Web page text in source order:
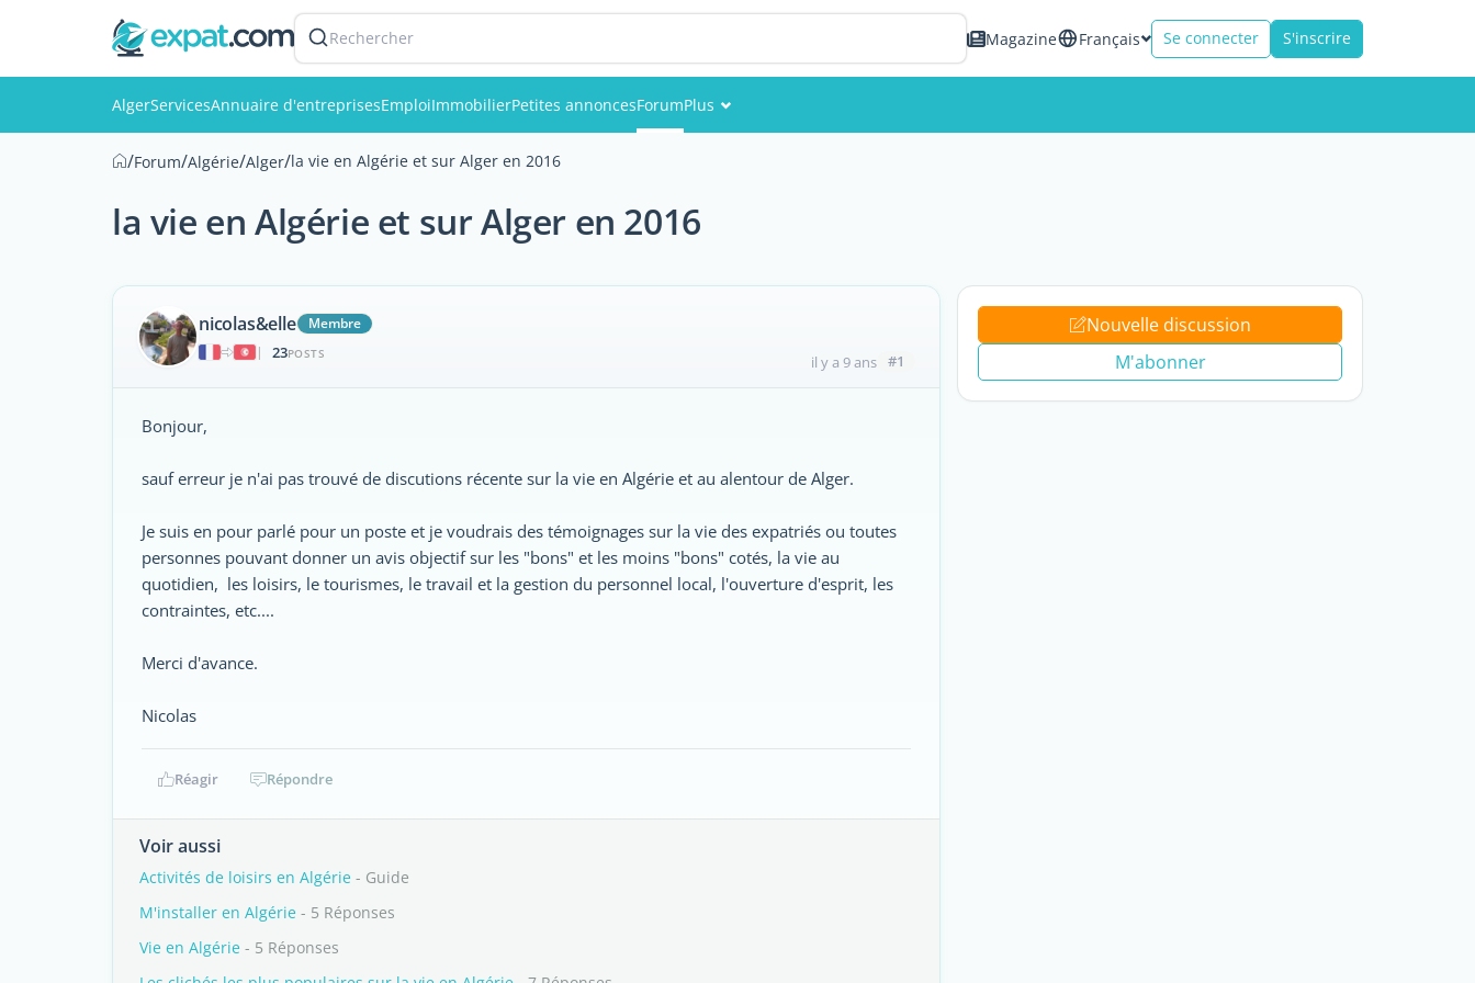
Rechercher Magazine Français Se connecter S'inscrire
AlgerServicesAnnuaire d'entreprisesEmploiImmobilierPetites annoncesForumPlus
Membres
/Forum/Algérie/Alger/la vie en Algérie et sur Alger en 2016
la vie en Algérie et sur Alger en 2016
nicolas&elle
Membre
|
23POSTS il y a 9 ans #1
Bonjour,
sauf erreur je n'ai pas trouvé de discutions récente sur la vie en Algérie et au alentour de Alger.
Je suis en pour parlé pour un poste et je voudrais des témoignages sur la vie des expatriés ou toutes
personnes pouvant donner un avis objectif sur les "bons" et les moins "bons" cotés, la vie au
quotidien, les loisirs, le tourismes, le travail et la gestion du personnel local, l'ouverture d'esprit, les
contraintes, etc....
Merci d'avance.
Nicolas
Réagir Répondre
Voir aussi
Activités de loisirs en Algérie - Guide
M'installer en Algérie - 5 Réponses
Vie en Algérie - 5 Réponses
Nouvelle discussion
M'abonner